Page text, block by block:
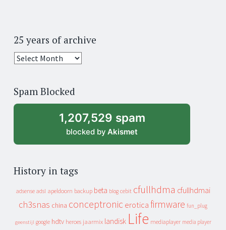
25 years of archive
25
archive
Spam Blocked
1,207,529 spam
blocked by Akismet
History in tags
adsense adsl apeldoorn backup beta blog cebit cfullhdma cfullhdmai
ch3snas china conceptronic erotica firmware fun_plug
geenstijl google hdtv heroes jaarmix landisk Life mediaplayer media player